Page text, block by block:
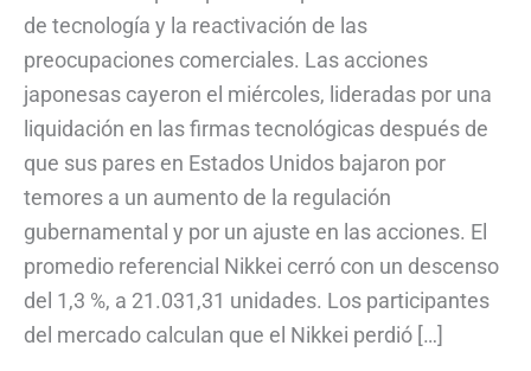
de tecnología y la reactivación de las
preocupaciones comerciales. Las acciones
japonesas cayeron el miércoles, lideradas por una
liquidación en las firmas tecnológicas después de
que sus pares en Estados Unidos bajaron por
temores a un aumento de la regulación
gubernamental y por un ajuste en las acciones. El
promedio referencial Nikkei cerró con un descenso
del 1,3 %, a 21.031,31 unidades. Los participantes
del mercado calculan que el Nikkei perdió […]